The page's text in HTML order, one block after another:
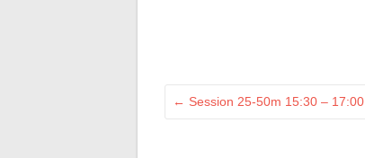
← Session 25-50m 15:30 – 17:00